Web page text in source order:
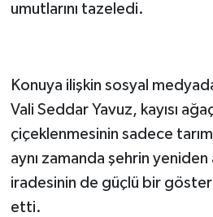
umutlarını tazeledi.
Konuya ilişkin sosyal
Vali Seddar Yavuz, kayısı
çiçeklenmesinin sadece
aynı zamanda şehrin yeniden
iradesinin de güçlü bir
etti.